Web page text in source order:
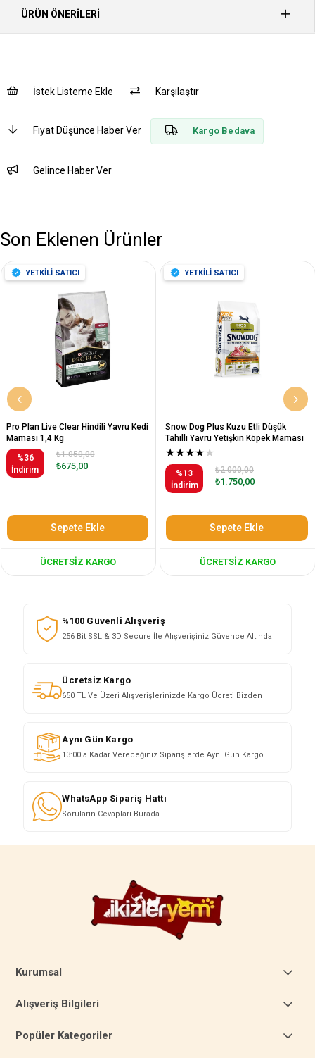
ÜRÜN ÖNERILERI
İstek Listeme Ekle Karşılaştır
Fiyat Düşünce Haber Ver Kargo Bedava
Gelince Haber Ver
Son Eklenen Ürünler
Pro Plan Live Clear Hindili Yavru Kedi
Maması 1,4 Kg
%36
İndirim
₺675,00
₺1.050,00
Sepete Ekle
ÜCRETSIZ KARGO
YETKİLİ SATICI
Snow Dog Plus Kuzu Etli Düşük
Tahıllı Yavru Yetişkin Köpek Maması
12 Kg
★★★★★
%13
İndirim
₺1.750,00
₺2.000,00
Sepete Ekle
ÜCRETSIZ KARGO
YETKİLİ SATICI
%100 Güvenli Alışveriş
256 Bit SSL & 3D Secure İle Alışverişiniz Güvence Altında
Ücretsiz Kargo
650 TL Ve Üzeri Alışverişlerinizde Kargo Ücreti Bizden
Aynı Gün Kargo
13:00'a Kadar Vereceğiniz Siparişlerde Aynı Gün Kargo
WhatsApp Sipariş Hattı
Soruların Cevapları Burada
Kurumsal
Alışveriş Bilgileri
Popüler Kategoriler